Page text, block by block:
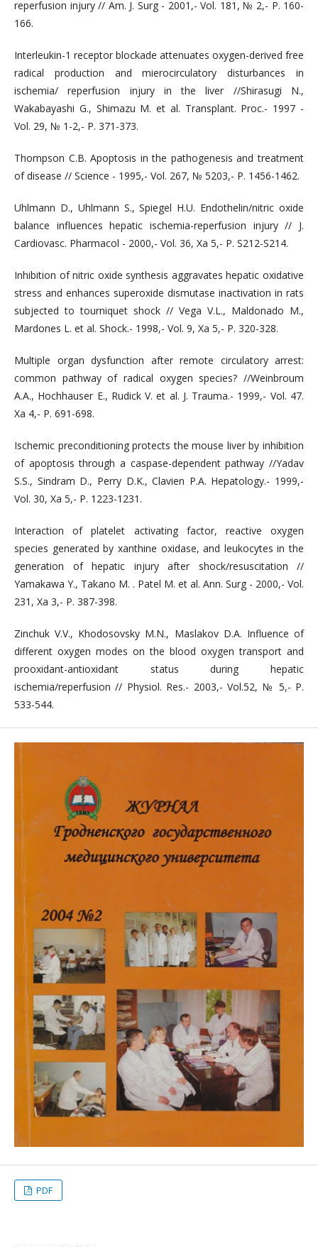
reperfusion injury // Am. J. Surg - 2001,- Vol. 181, № 2,- P. 160-
166.
Interleukin-1 receptor blockade attenuates oxygen-derived free
radical production and mierocirculatory disturbances in
ischemia/ reperfusion injury in the liver //Shirasugi N.,
Wakabayashi G., Shimazu M. et al. Transplant. Proc.- 1997 -
Vol. 29, № 1-2,- P. 371-373.
Thompson C.B. Apoptosis in the pathogenesis and treatment
of disease // Science - 1995,- Vol. 267, № 5203,- P. 1456-1462.
Uhlmann D., Uhlmann S., Spiegel H.U. Endothelin/nitric oxide
balance influences hepatic ischemia-reperfusion injury // J.
Cardiovasc. Pharmacol - 2000,- Vol. 36, Xa 5,- P. S212-S214.
Inhibition of nitric oxide synthesis aggravates hepatic oxidative
stress and enhances superoxide dismutase inactivation in rats
subjected to tourniquet shock // Vega V.L., Maldonado M.,
Mardones L. et al. Shock.- 1998,- Vol. 9, Xa 5,- P. 320-328.
Multiple organ dysfunction after remote circulatory arrest:
common pathway of radical oxygen species? //Weinbroum
A.A., Hochhauser E., Rudick V. et al. J. Trauma.- 1999,- Vol. 47.
Xa 4,- P. 691-698.
Ischemic preconditioning protects the mouse liver by inhibition
of apoptosis through a caspase-dependent pathway //Yadav
S.S., Sindram D., Perry D.K., Clavien P.A. Hepatology.- 1999,-
Vol. 30, Xa 5,- P. 1223-1231.
Interaction of platelet activating factor, reactive oxygen
species generated by xanthine oxidase, and leukocytes in the
generation of hepatic injury after shock/resuscitation //
Yamakawa Y., Takano M. . Patel M. et al. Ann. Surg - 2000,- Vol.
231, Xa 3,- P. 387-398.
Zinchuk V.V., Khodosovsky M.N., Maslakov D.A. Influence of
different oxygen modes on the blood oxygen transport and
prooxidant-antioxidant status during hepatic
ischemia/reperfusion // Physiol. Res.- 2003,- Vol.52, № 5,- P.
533-544.
PDF